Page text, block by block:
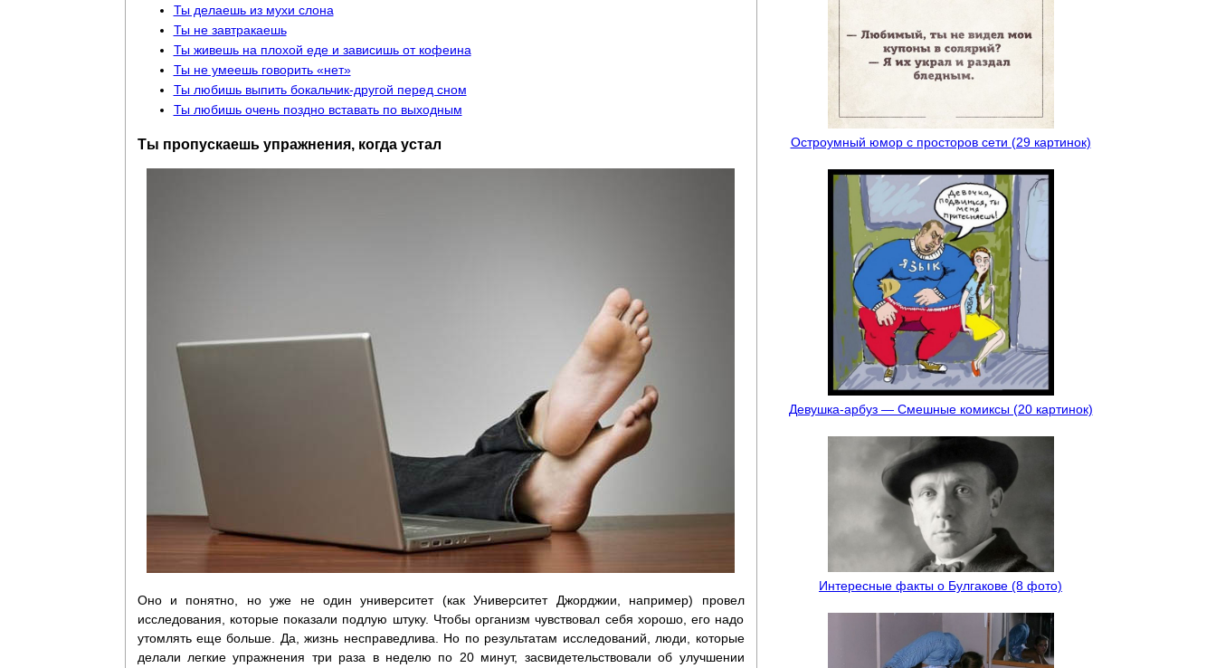
Ты делаешь из мухи слона
Ты не завтракаешь
Ты живешь на плохой еде и зависишь от кофеина
Ты не умеешь говорить «нет»
Ты любишь выпить бокальчик-другой перед сном
Ты любишь очень поздно вставать по выходным
Ты пропускаешь упражнения, когда устал
Оно и понятно, но уже не один университет (как Университет Джорджии, например) провел
исследования, которые показали подлую штуку. Чтобы организм чувствовал себя хорошо, его надо
утомлять еще больше. Да, жизнь несправедлива. Но по результатам исследований, люди, которые
делали легкие упражнения три раза в неделю по 20 минут, засвидетельствовали об улучшении
Остроумный юмор с просторов сети (29 картинок)
Девушка-арбуз — Смешные комиксы (20 картинок)
Интересные факты о Булгакове (8 фото)